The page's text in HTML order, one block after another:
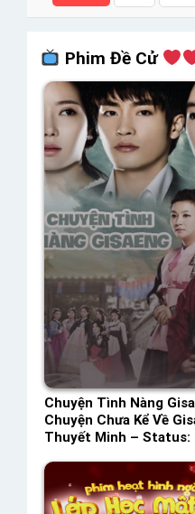
Phim Đề Cử
Chuyện Tình Nàng
Chuyện Chưa Kể Về
Thuyết Minh – Status: